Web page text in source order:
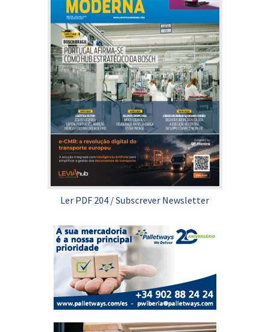
Ler PDF 204 /Subscrever Newsletter